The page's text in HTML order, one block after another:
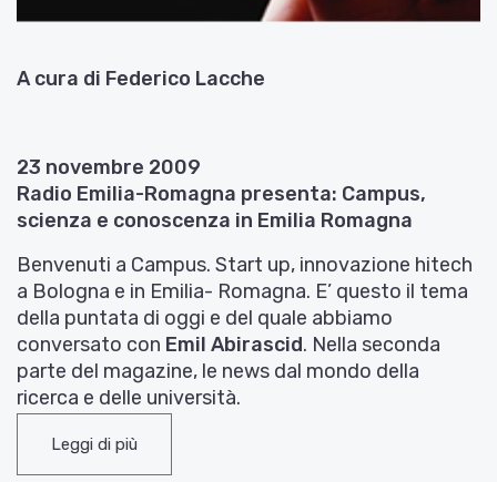
A cura di Federico Lacche
23 novembre 2009
Radio Emilia-Romagna presenta: Campus,
scienza e conoscenza in Emilia Romagna
Benvenuti a Campus. Start up, innovazione hitech
a Bologna e in Emilia- Romagna. E’ questo il tema
della puntata di oggi e del quale abbiamo
conversato con Emil Abirascid. Nella seconda
parte del magazine, le news dal mondo della
ricerca e delle università.
tante le imprese ad alto contenuto tecnologico
Leggi di più